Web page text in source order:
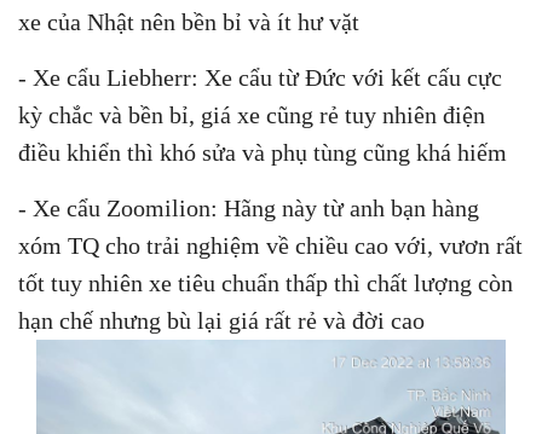
xe của Nhật nên bền bỉ và ít hư vặt
- Xe cẩu Liebherr: Xe cẩu từ Đức với kết cấu cực
kỳ chắc và bền bỉ, giá xe cũng rẻ tuy nhiên điện
điều khiển thì khó sửa và phụ tùng cũng khá hiếm
- Xe cẩu Zoomilion: Hãng này từ anh bạn hàng
xóm TQ cho trải nghiệm về chiều cao với, vươn rất
tốt tuy nhiên xe tiêu chuẩn thấp thì chất lượng còn
hạn chế nhưng bù lại giá rất rẻ và đời cao